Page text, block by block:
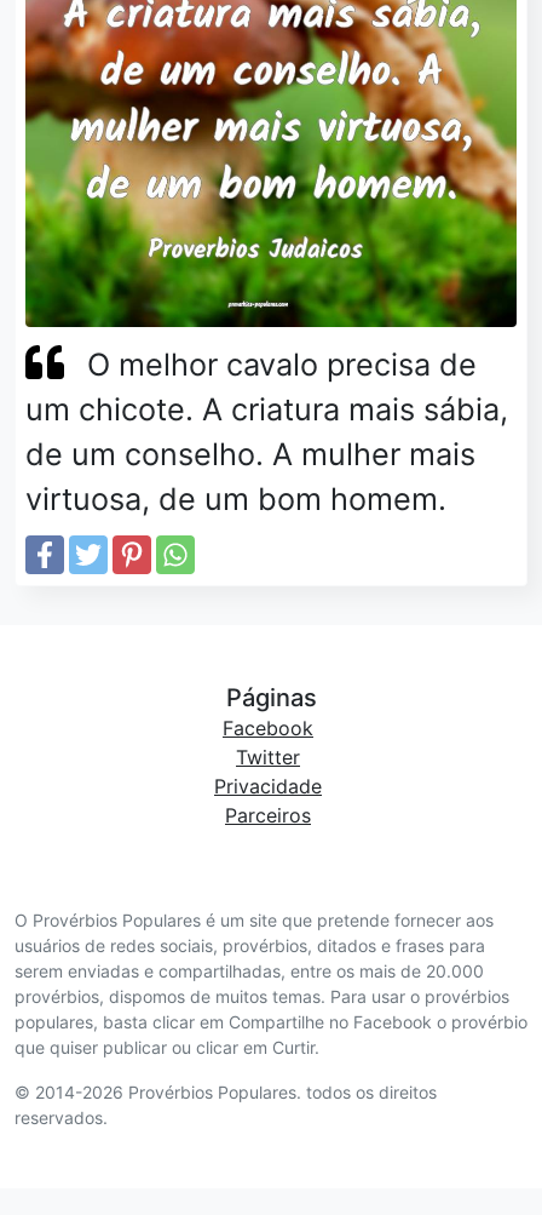
O melhor cavalo precisa de
um chicote. A criatura mais sábia,
de um conselho. A mulher mais
virtuosa, de um bom homem.
O Provérbios Populares é um site que pretende fornecer aos
usuários de redes sociais, provérbios, ditados e frases para
serem enviadas e compartilhadas, entre os mais de 20.000
provérbios, dispomos de muitos temas. Para usar o provérbios
populares, basta clicar em Compartilhe no Facebook o provérbio
que quiser publicar ou clicar em Curtir.
© 2014-2026 Provérbios Populares. todos os direitos
reservados.
Páginas
Facebook
Twitter
Privacidade
Parceiros